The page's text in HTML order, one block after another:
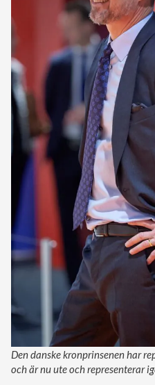
Den danske kronprinsenen har
och är nu ute och representerar